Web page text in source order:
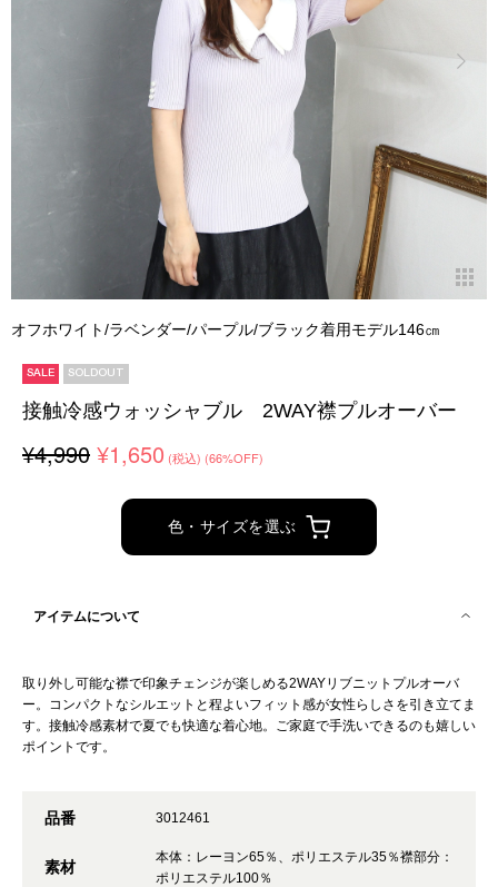
オフホワイト/ラベンダー/パープル/ブラック着用モデル146㎝
SALE SOLDOUT
接触冷感ウォッシャブル 2WAY襟プルオーバー
¥4,990 ¥1,650 (税込) (66%OFF)
色・サイズを選ぶ
アイテムについて
取り外し可能な襟で印象チェンジが楽しめる2WAYリブニットプルオーバ
ー。コンパクトなシルエットと程よいフィット感が女性らしさを引き立てま
す。接触冷感素材で夏でも快適な着心地。ご家庭で手洗いできるのも嬉しい
ポイントです。
品番 3012461
素材
本体：レーヨン65％、ポリエステル35％襟部分：
ポリエステル100％